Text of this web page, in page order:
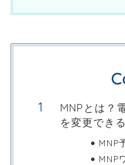
MNPとは？
を変更でき
MNP
MNP